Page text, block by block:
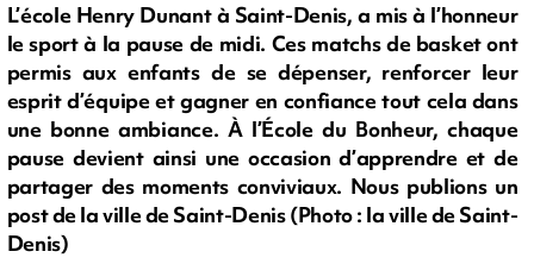
L’école Henry Dunant à Saint-Denis, a mis à l’honneur
le sport à la pause de midi. Ces matchs de basket ont
permis aux enfants de se dépenser, renforcer leur
esprit d’équipe et gagner en confiance tout cela dans
une bonne ambiance. À l’École du Bonheur, chaque
pause devient ainsi une occasion d’apprendre et de
partager des moments conviviaux. Nous publions un
post de la ville de Saint-Denis (Photo : la ville de Saint-
Denis)